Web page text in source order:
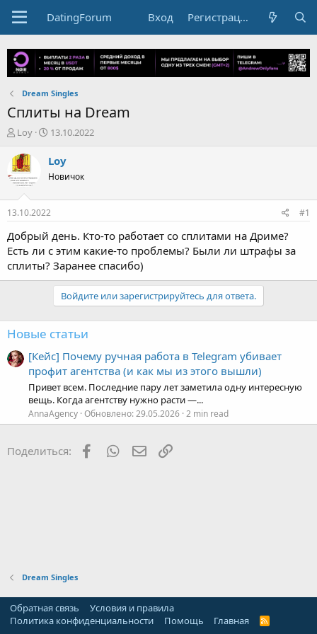
DatingForum Вход Регистрация
Dream Singles
Сплиты на Dream
А
т
о
р
е
ы
Loy
Д
т
н
ч
л
а
13.10.2022
Loy
Новичок
13.10.2022 #1
Добрый день. Кто-то работает со сплитами на Дриме?
Есть ли с этим какие-то проблемы? Были ли штрафы за
сплиты? Заранее спасибо)
Войдите или зарегистрируйтесь для ответа.
Новые статьи
[Кейс] Почему ручная работа в Telegram убивает
профит агентства (и как мы из этого вышли)
Привет всем. Последние пару лет заметила одну интересную
вещь. Когда агентству нужно расти —...
AnnaAgency Обновлено:29.05.2026 2 min read
Поделиться: FacebookWhatsAppЭлектронная почта
Dream Singles
Обратная связь
Условия и правила
Политика конфиденциальности
Помощь Главная
R